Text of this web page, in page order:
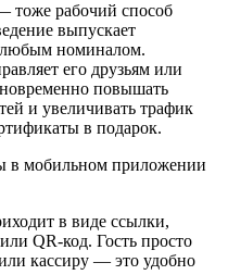
тоже рабочий способ
выпускает
любым номиналом.
его друзьям или
повышать
и увеличивать трафик
в подарок.
в виде ссылки,
QR‑код. Гость просто
кассиру — это удобно